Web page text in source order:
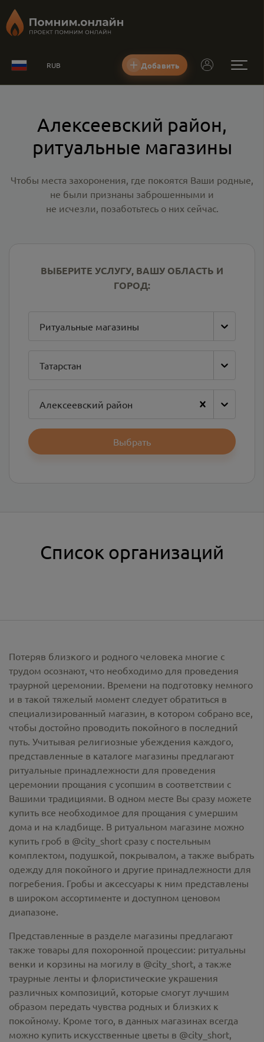
RUB Добавить
Алексеевский район,
ритуальные магазины
Чтобы места захоронения, где покоятся Ваши родные,
не были признаны заброшенными и
не исчезли, позаботьтесь о них сейчас.
ВЫБЕРИТЕ УСЛУГУ, ВАШУ ОБЛАСТЬ И
ГОРОД:
Ритуальные магазины
Татарстан
Алексеевский район
Выбрать
Список организаций
Потеряв близкого и родного человека многие с
трудом осознают, что необходимо для проведения
траурной церемонии. Времени на подготовку немного
и в такой тяжелый момент следует обратиться в
специализированный магазин, в котором собрано все,
чтобы достойно проводить покойного в последний
путь. Учитывая религиозные убеждения каждого,
представленные в каталоге магазины предлагают
ритуальные принадлежности для проведения
церемонии прощания с усопшим в соответствии с
Вашими традициями. В одном месте Вы сразу можете
купить все необходимое для прощания с умершим
дома и на кладбище. В ритуальном магазине можно
купить гроб в @city_short сразу с постельным
комплектом, подушкой, покрывалом, а также выбрать
одежду для покойного и другие принадлежности для
погребения. Гробы и аксессуары к ним представлены
в широком ассортименте и доступном ценовом
диапазоне.
Представленные в разделе магазины предлагают
также товары для похоронной процессии: ритуальны
венки и корзины на могилу в @city_short, а также
траурные ленты и флористические украшения
различных композиций, которые смогут лучшим
образом передать чувства родных и близких к
покойному. Кроме того, в данных магазинах всегда
можно купить искусственные цветы в @city_short,